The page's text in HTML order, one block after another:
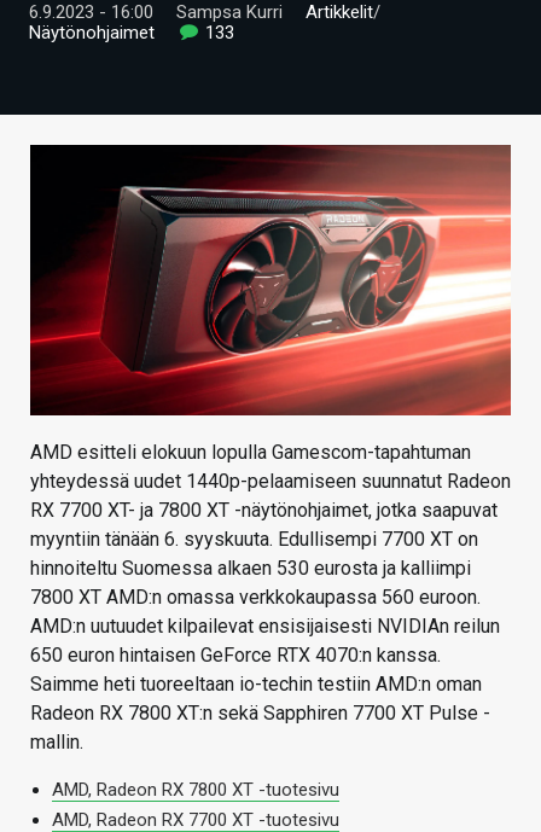
VIDEOT
TIETOA
KAUPPA
VAIHDA TEEMA
HAKU
6.9.2023 - 16:00 Sampsa Kurri Artikkelit/
Näytönohjaimet
133
AMD esitteli elokuun lopulla Gamescom-tapahtuman
yhteydessä uudet 1440p-pelaamiseen suunnatut Radeon
RX 7700 XT- ja 7800 XT -näytönohjaimet, jotka saapuvat
myyntiin tänään 6. syyskuuta. Edullisempi 7700 XT on
hinnoiteltu Suomessa alkaen 530 eurosta ja kalliimpi
7800 XT AMD:n omassa verkkokaupassa 560 euroon.
AMD:n uutuudet kilpailevat ensisijaisesti NVIDIAn reilun
650 euron hintaisen GeForce RTX 4070:n kanssa.
Saimme heti tuoreeltaan io-techin testiin AMD:n oman
Radeon RX 7800 XT:n sekä Sapphiren 7700 XT Pulse -
mallin.
AMD, Radeon RX 7800 XT -tuotesivu
AMD, Radeon RX 7700 XT -tuotesivu